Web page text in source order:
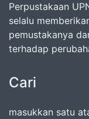
Perpustakaan
selalu
pemustakanya
terhadap
Cari
masukkan satu